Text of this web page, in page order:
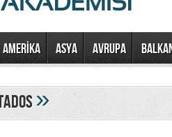
AMERİKA ASYA AVRUPA
»